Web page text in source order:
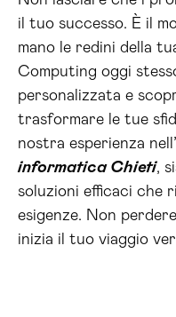
il tuo successo. È il
mano le redini della
Computing oggi
personalizzata e
trasformare le tue
nostra esperienza nell’
informatica Chieti,
soluzioni efficaci che
esigenze. Non
inizia il tuo viaggio